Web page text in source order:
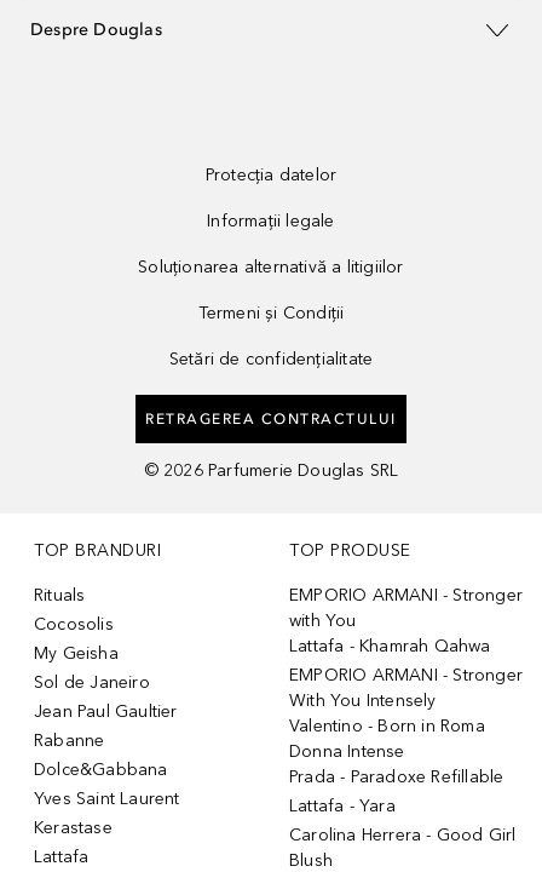
Despre Douglas
Protecția datelor
Informații legale
Soluționarea alternativă a litigiilor
Termeni și Condiții
Setări de confidențialitate
RETRAGEREA CONTRACTULUI
© 2026 Parfumerie Douglas SRL
TOP BRANDURI
Rituals
Cocosolis
My Geisha
Sol de Janeiro
Jean Paul Gaultier
Rabanne
Dolce&Gabbana
Yves Saint Laurent
Kerastase
Lattafa
TOP PRODUSE
EMPORIO ARMANI - Stronger
with You
Lattafa - Khamrah Qahwa
EMPORIO ARMANI - Stronger
With You Intensely
Valentino - Born in Roma
Donna Intense
Prada - Paradoxe Refillable
Lattafa - Yara
Carolina Herrera - Good Girl
Blush